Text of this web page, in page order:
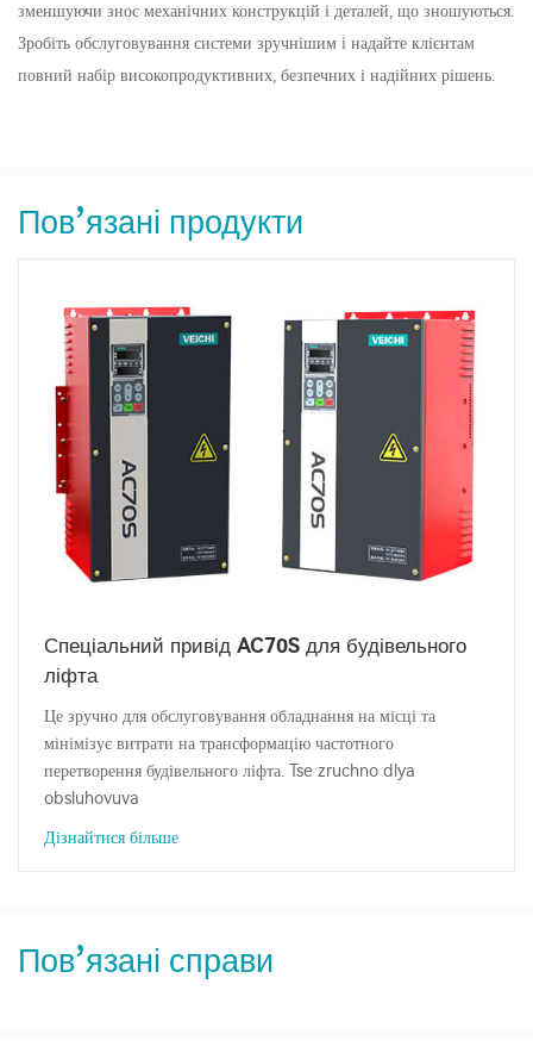
зменшуючи знос механічних конструкцій і деталей, що зношуються.
Зробіть обслуговування системи зручнішим і надайте клієнтам
повний набір високопродуктивних, безпечних і надійних рішень.
Пов’язані продукти
Спеціальний привід AC70S для будівельного
ліфта
Це зручно для обслуговування обладнання на місці та
мінімізує витрати на трансформацію частотного
перетворення будівельного ліфта. Tse zruchno dlya
obsluhovuva
Дізнайтися більше
Пов’язані справи